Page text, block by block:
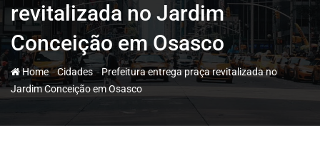
revitalizada no Jardim
Conceição em Osasco
Home-Cidades-Prefeitura entrega praça revitalizada no
Jardim Conceição em Osasco